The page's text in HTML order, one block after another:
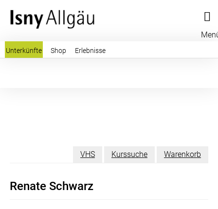
Unterkünfte Shop Erlebnisse
VHS Kurssuche Warenkorb
Renate Schwarz